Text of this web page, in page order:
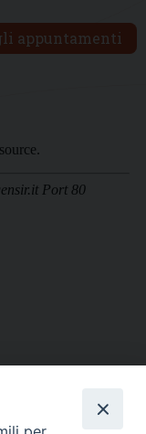
appuntamenti
ALBANO